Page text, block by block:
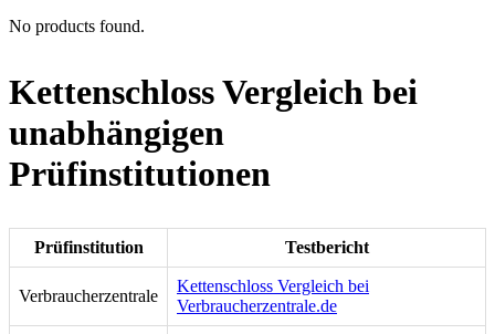
No products found.
Kettenschloss Vergleich bei
unabhängigen
Prüfinstitutionen
Prüfinstitution Testbericht
Verbraucherzentrale
Kettenschloss Vergleich bei
Verbraucherzentrale.de